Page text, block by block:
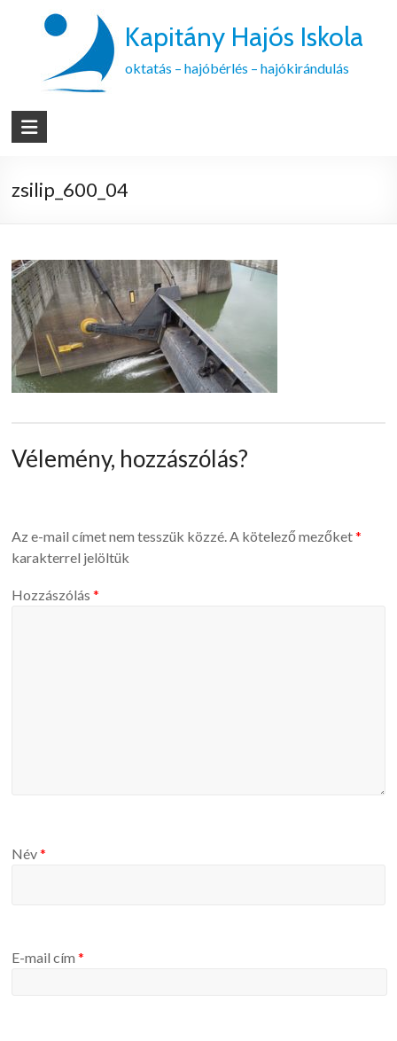
Kapitány Hajós Iskola
oktatás – hajóbérlés – hajókirándulás
zsilip_600_04
Vélemény, hozzászólás?
Az e-mail címet nem tesszük közzé.A kötelező mezőket*
karakterrel jelöltük
Hozzászólás*
Név*
E-mail cím*